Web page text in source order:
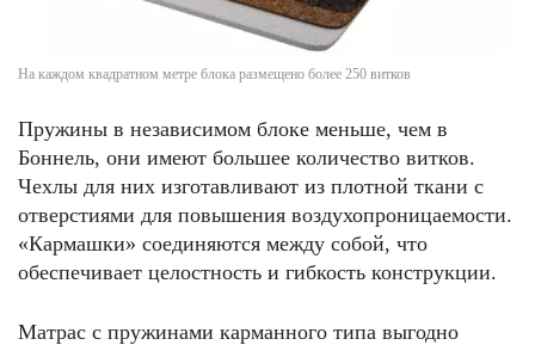
На каждом квадратном метре блока размещено более 250 витков
Пружины в независимом блоке меньше, чем в
Боннель, они имеют большее количество витков.
Чехлы для них изготавливают из плотной ткани с
отверстиями для повышения воздухопроницаемости.
«Кармашки» соединяются между собой, что
обеспечивает целостность и гибкость конструкции.
Матрас с пружинами карманного типа выгодно